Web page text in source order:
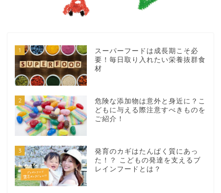
1
スーパーフードは成長期こそ必
要！毎日取り入れたい栄養抜群食
材
2
危険な添加物は意外と身近に？こ
どもに与える際注意すべきものを
ご紹介！
3
発育のカギはたんぱく質にあっ
た！？ こどもの発達を支えるブ
レインフードとは？